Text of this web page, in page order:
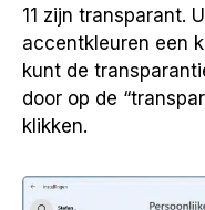
11 zijn transparant.
accentkleuren een
kunt de
door op de
klikken.